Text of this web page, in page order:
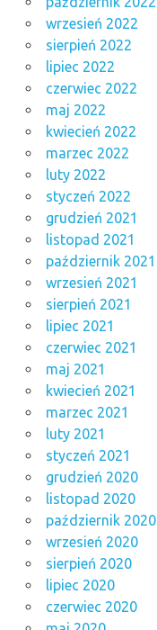
wrzesień 2022
sierpień 2022
lipiec 2022
czerwiec 2022
maj 2022
kwiecień 2022
marzec 2022
luty 2022
styczeń 2022
grudzień 2021
listopad 2021
październik 2021
wrzesień 2021
sierpień 2021
lipiec 2021
czerwiec 2021
maj 2021
kwiecień 2021
marzec 2021
luty 2021
styczeń 2021
grudzień 2020
listopad 2020
październik 2020
wrzesień 2020
sierpień 2020
lipiec 2020
czerwiec 2020